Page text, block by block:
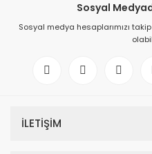
Sosyal
Sosyal medya hesaplarımızı
İLETİŞİM